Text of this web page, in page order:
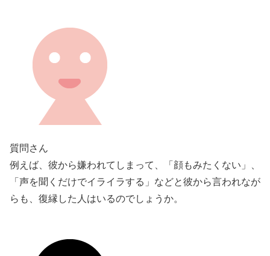
質問さん
例えば、彼から嫌われてしまって、「顔もみたくない」、
「声を聞くだけでイライラする」などと彼から言われなが
らも、復縁した人はいるのでしょうか。